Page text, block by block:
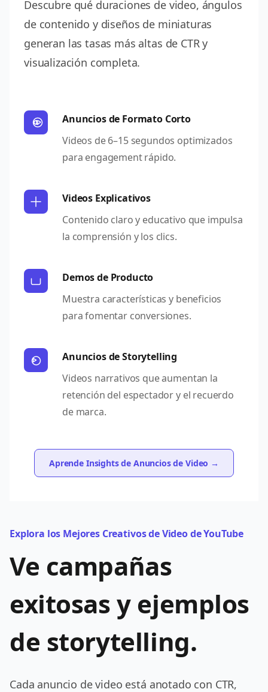
Descubre qué duraciones de video, ángulos
de contenido y diseños de miniaturas
generan las tasas más altas de CTR y
visualización completa.
Anuncios de Formato Corto
Videos de 6–15 segundos optimizados
para engagement rápido.
Videos Explicativos
Contenido claro y educativo que impulsa
la comprensión y los clics.
Demos de Producto
Muestra características y beneficios
para fomentar conversiones.
Anuncios de Storytelling
Videos narrativos que aumentan la
retención del espectador y el recuerdo
de marca.
Aprende Insights de Anuncios de Video →
Explora los Mejores Creativos de Video de YouTube
Ve campañas
exitosas y ejemplos
de storytelling.
Cada anuncio de video está anotado con CTR,